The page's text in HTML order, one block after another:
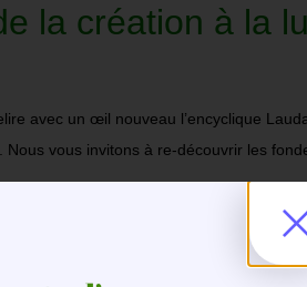
la création à la
avec un œil nouveau l’encyclique
vous invitons à re-découvrir les
de Dieu à travers la lecture du texte de